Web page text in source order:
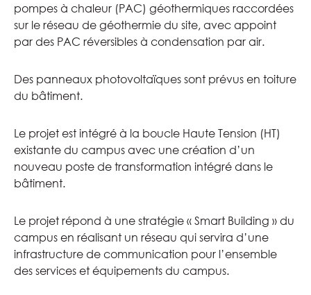
pompes à chaleur (PAC) géothermiques raccordées
sur le réseau de géothermie du site, avec appoint
par des PAC réversibles à condensation par air.
Des panneaux photovoltaïques sont prévus en toiture
du bâtiment.
Le projet est intégré à la boucle Haute Tension (HT)
existante du campus avec une création d’un
nouveau poste de transformation intégré dans le
bâtiment.
Le projet répond à une stratégie « Smart Building » du
campus en réalisant un réseau qui servira d’une
infrastructure de communication pour l’ensemble
des services et équipements du campus.